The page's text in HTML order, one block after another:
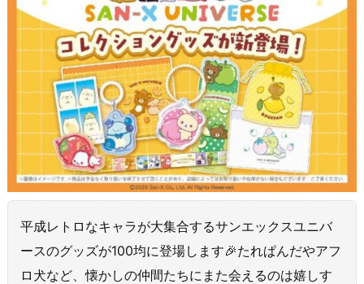
平成レトロなキャラが大集合するサンエックスユニバ
ースのグッズが100均に登場します🎉たれぱんだやアフ
ロ犬など、懐かしの仲間たちにまた会えるのは嬉しす